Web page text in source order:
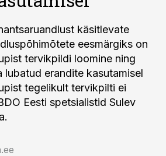
käsitlevate
eesmärgiks on
tervikpildi loomine ning
lubatud erandite kasutamisel
tegelikult tervikpilti ei
Eesti spetsialistid Sulev